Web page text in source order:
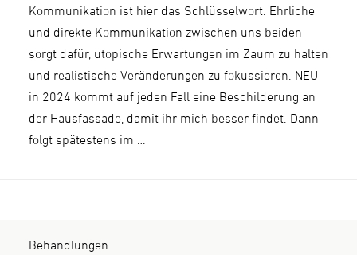
Kommunikation ist hier das Schlüsselwort. Ehrliche
und direkte Kommunikation zwischen uns beiden
sorgt dafür, utopische Erwartungen im Zaum zu halten
und realistische Veränderungen zu fokussieren. NEU
in 2024 kommt auf jeden Fall eine Beschilderung an
der Hausfassade, damit ihr mich besser findet. Dann
folgt spätestens im …
Behandlungen